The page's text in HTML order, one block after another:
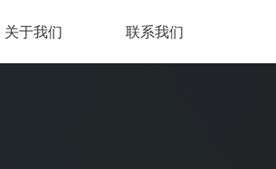
关于我们 联系我们